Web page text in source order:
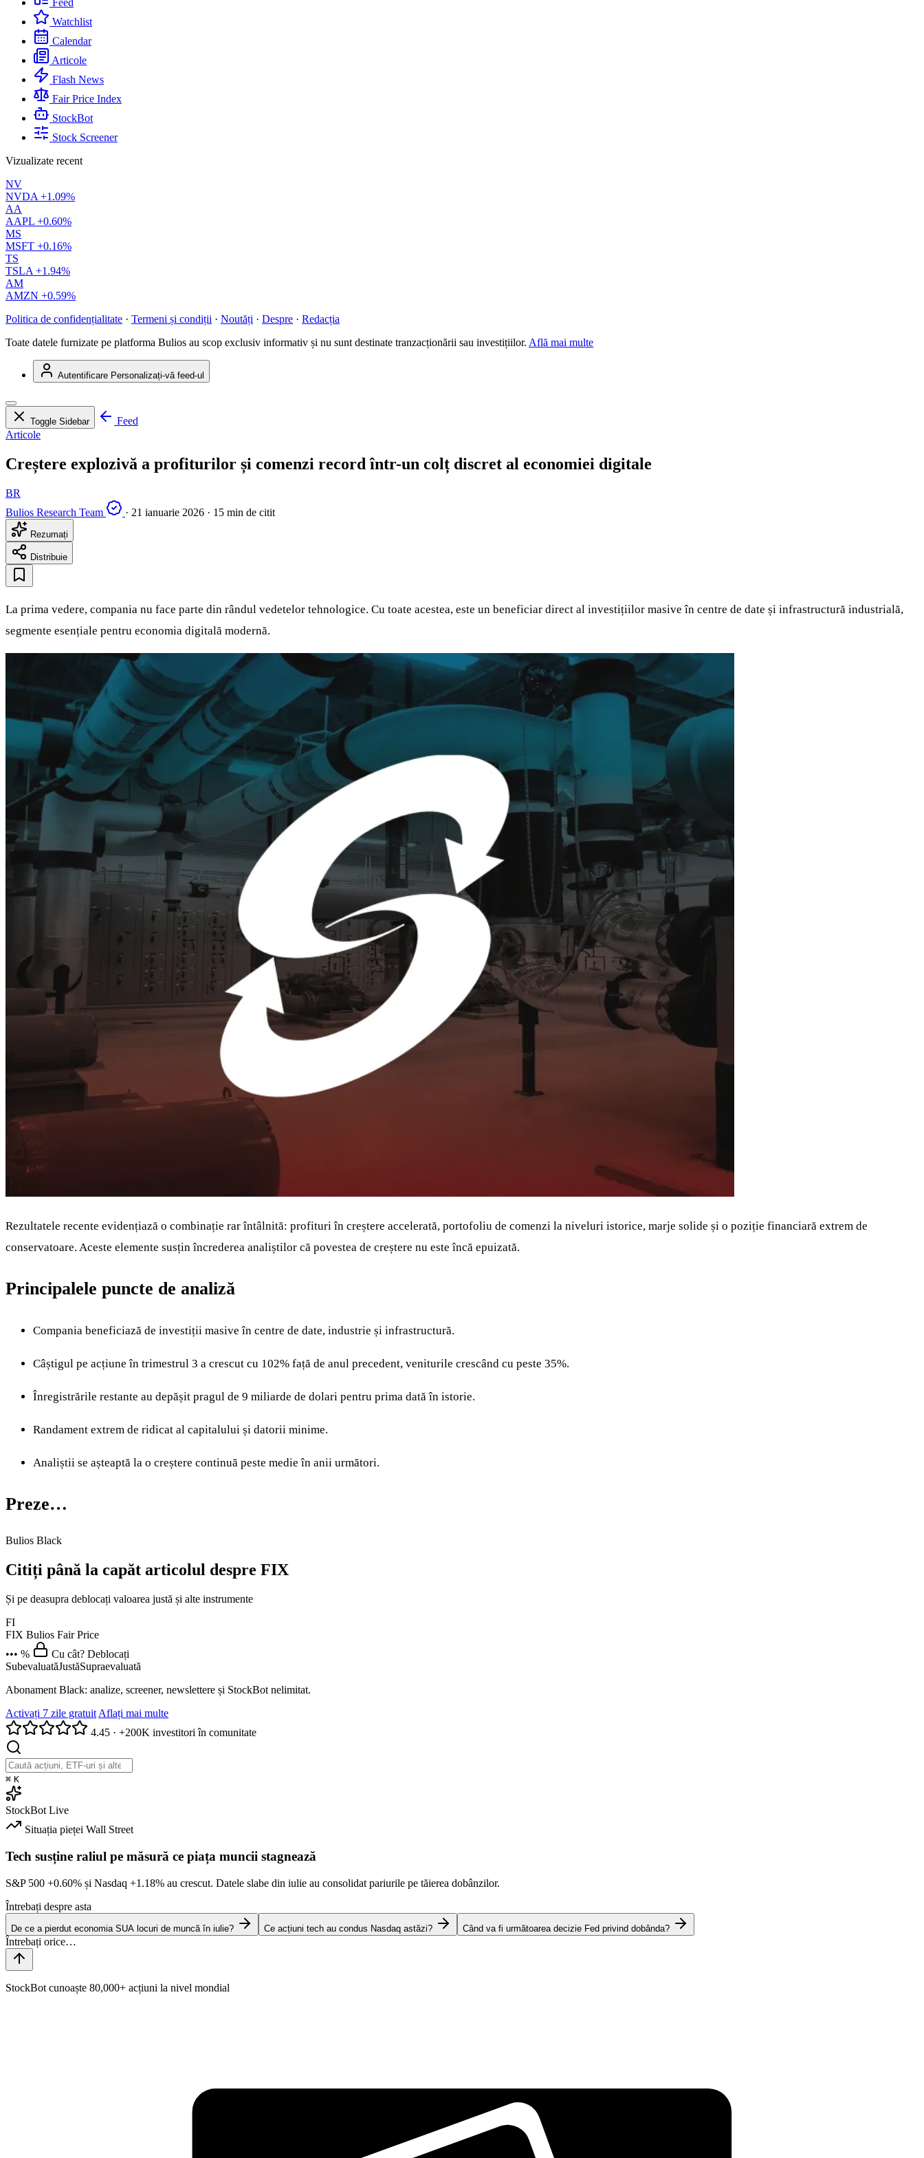
Feed
Watchlist
Calendar
Articole
Flash News
Fair Price Index
StockBot
Stock Screener
Vizualizate recent
NV
NVDA +1.09%
AA
AAPL +0.60%
MS
MSFT +0.16%
TS
TSLA +1.94%
AM
AMZN +0.59%
Politica de confidențialitate · Termeni și condiții · Noutăți · Despre · Redacția
Toate datele furnizate pe platforma Bulios au scop exclusiv informativ și nu sunt destinate tranzacționării sau investițiilor. Află mai multe
Autentificare Personalizați-vă feed-ul
Toggle Sidebar
Feed
Articole
Creștere explozivă a profiturilor și comenzi record într-un colț discret al economiei digitale
BR
Bulios Research Team
· 21 ianuarie 2026 · 15 min de citit
Rezumați
Distribuie
La prima vedere, compania nu face parte din rândul vedetelor tehnologice. Cu toate acestea, este un beneficiar direct al investițiilor masive în centre de date și infrastructură industrială,
segmente esențiale pentru economia digitală modernă.
Rezultatele recente evidențiază o combinație rar întâlnită: profituri în creștere accelerată, portofoliu de comenzi la niveluri istorice, marje solide și o poziție financiară extrem de
conservatoare. Aceste elemente susțin încrederea analiștilor că povestea de creștere nu este încă epuizată.
Principalele puncte de analiză
Compania beneficiază de investiții masive în centre de date, industrie și infrastructură.
Câștigul pe acțiune în trimestrul 3 a crescut cu 102% față de anul precedent, veniturile crescând cu peste 35%.
Înregistrările restante au depășit pragul de 9 miliarde de dolari pentru prima dată în istorie.
Randament extrem de ridicat al capitalului și datorii minime.
Analiștii se așteaptă la o creștere continuă peste medie în anii următori.
Preze…
Bulios Black
Citiți până la capăt articolul despre FIX
Și pe deasupra deblocați valoarea justă și alte instrumente
FI
FIX Bulios Fair Price
••• %
Cu cât? Deblocați
SubevaluatăJustăSupraevaluată
Abonament Black: analize, screener, newslettere și StockBot nelimitat.
Activați 7 zile gratuit Aflați mai multe
4.45 · +200K investitori în comunitate
⌘ K
StockBot Live
Situația pieței Wall Street
Tech susține raliul pe măsură ce piața muncii stagnează
S&P 500 +0.60% și Nasdaq +1.18% au crescut. Datele slabe din iulie au consolidat pariurile pe tăierea dobânzilor.
Întrebați despre asta
De ce a pierdut economia SUA locuri de muncă în iulie? Ce acțiuni tech au condus Nasdaq astăzi? Când va fi următoarea decizie Fed privind dobânda?
StockBot cunoaște 80,000+ acțiuni la nivel mondial